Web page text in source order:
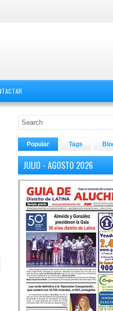
Popular Tags
JULIO - AGOSTO 2026